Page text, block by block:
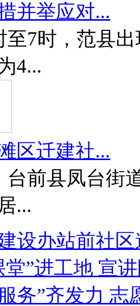
并举应对...
至7时，范县
4...
区迁建社...
台前县凤台街
...
设办站前社
堂”进工地 宣
务”齐发力 志